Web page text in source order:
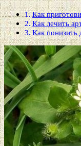
Как
Как лечить
Как